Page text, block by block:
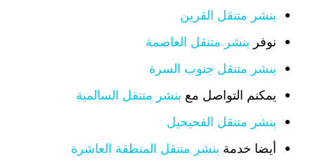
بنشر متنقل القرين
نوفر بنشر متنقل العاصمة
بنشر متنقل جنوب السرة
يمكنم التواصل مع بنشر متنقل السالمية
بنشر متنقل الفحيحيل
أيضا خدمة بنشر متنقل المنطقة العاشرة